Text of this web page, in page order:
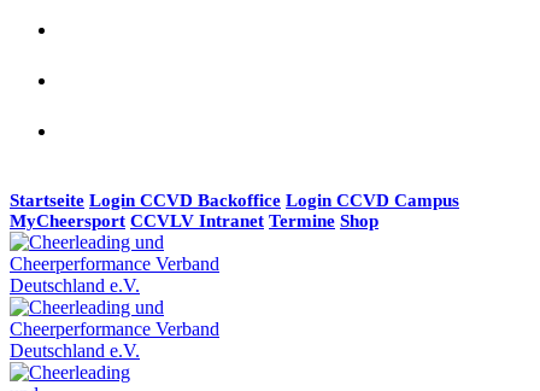
Startseite Login CCVD Backoffice Login CCVD Campus
MyCheersport CCVLV Intranet Termine Shop